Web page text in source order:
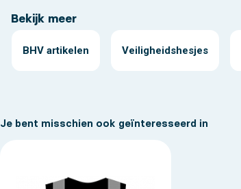
Bekijk meer
BHV artikelen Veiligheidshesjes
Je bent misschien ook geïnteresseerd in